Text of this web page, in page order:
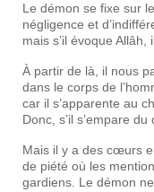
Le démon se fixe sur
négligence et
mais s’il évoque Allâh,
À partir de là, il nous
dans le corps de
car il s’apparente au
Donc, s’il s’empare
Mais il y a des cœurs
de piété où les
gardiens. Le démon